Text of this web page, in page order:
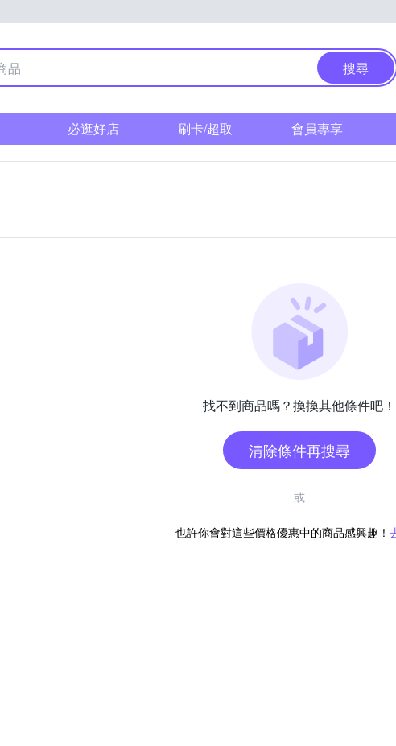
搜尋
必逛好店 刷卡/超取 會員專享
找不到商品嗎？換換其他條件吧！
清除條件再搜尋
或
也許你會對這些價格優惠中的商品感興趣！